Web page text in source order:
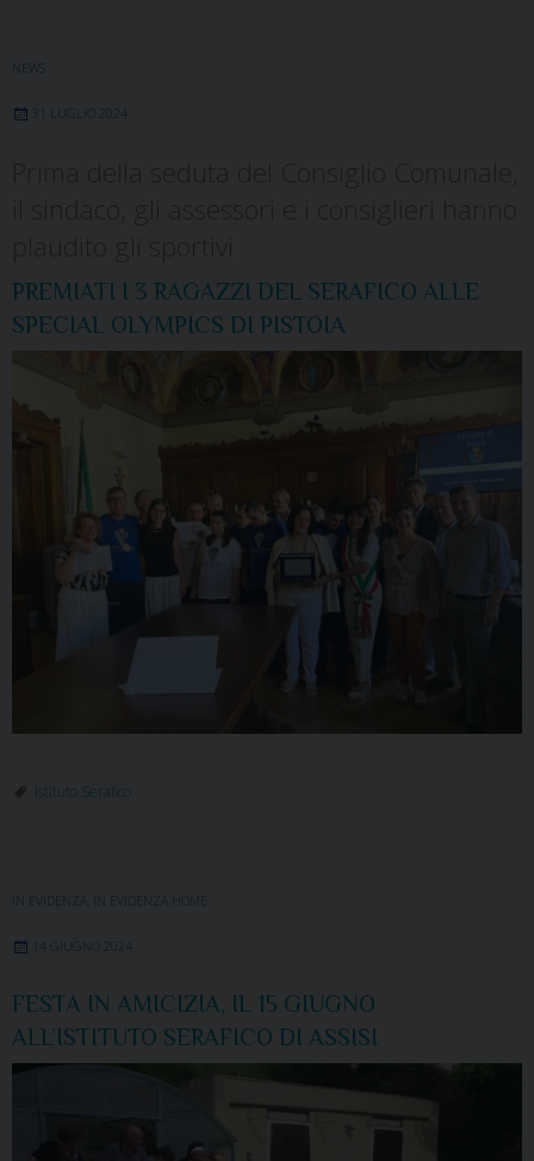
NEWS
31 LUGLIO 2024
PREMIATI I 3 RAGAZZI DEL SERAFICO ALLE
SPECIAL OLYMPICS DI PISTOIA
Istituto Serafico
IN EVIDENZA IN EVIDENZA HOME
14 GIUGNO 2024
FESTA IN AMICIZIA, IL 15 GIUGNO
ALL’ISTITUTO SERAFICO DI ASSISI